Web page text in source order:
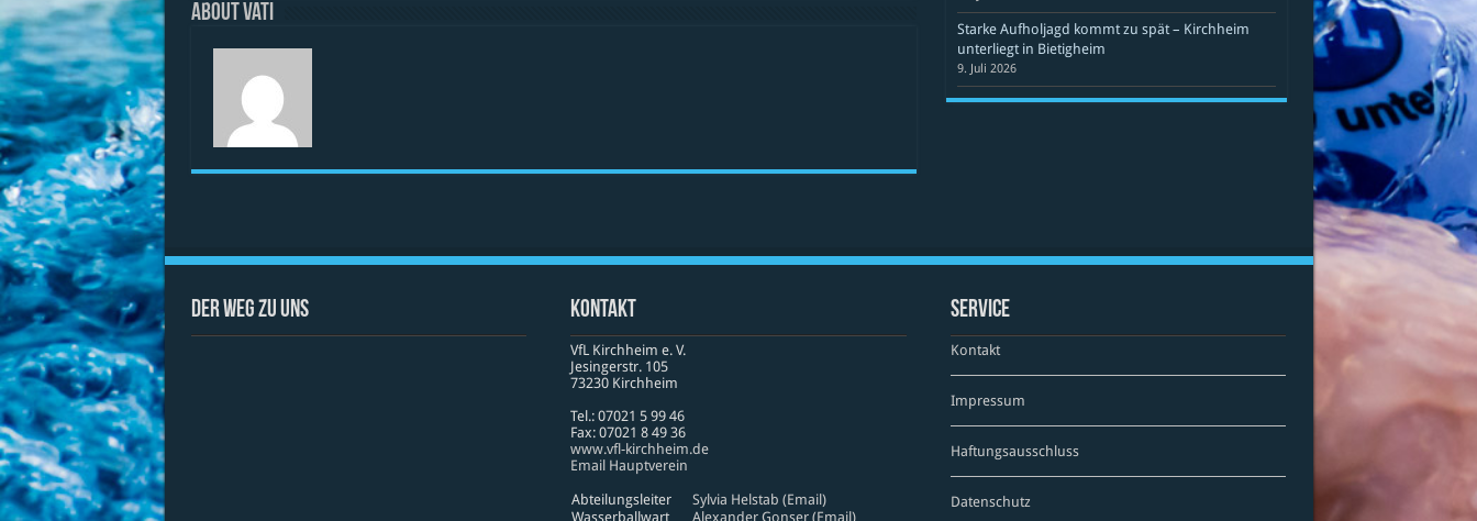
About vati
Starke Aufholjagd kommt zu spät – Kirchheim
unterliegt in Bietigheim
9. Juli 2026
Der Weg zu uns Kontakt
VfL Kirchheim e. V.
Jesinger­str. 105
73230 Kirch­heim
Tel.: 07021 5 99 46
Fax: 07021 8 49 36
www​.vfl​-kirch​heim​.de
Email Hauptverein
Abteilungsleiter
Sylvia Helstab (Email)
Wasserballwart
Alexander Gonser (Email)
Service
Kontakt
Impressum
Haftungsausschluss
Datenschutz